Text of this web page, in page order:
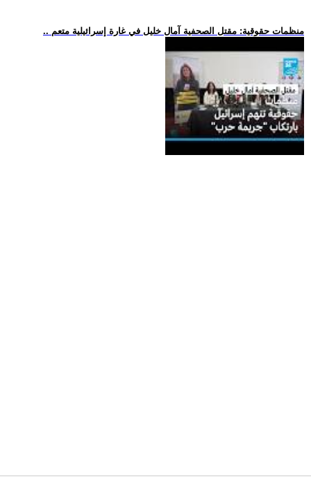
.. منظمات حقوقية: مقتل الصحفية آمال خليل في غارة إسرائيلية متعم